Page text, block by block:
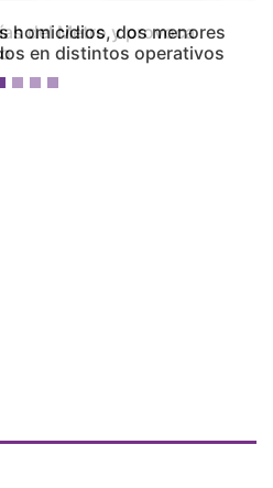
homicidios, dos menores
en distintos operativos